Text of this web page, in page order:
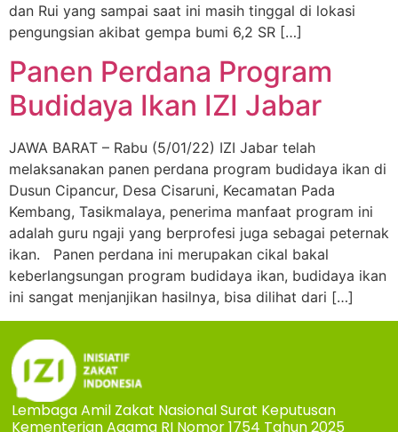
dan Rui yang sampai saat ini masih tinggal di lokasi
pengungsian akibat gempa bumi 6,2 SR […]
Panen Perdana Program
Budidaya Ikan IZI Jabar
JAWA BARAT – Rabu (5/01/22) IZI Jabar telah
melaksanakan panen perdana program budidaya ikan di
Dusun Cipancur, Desa Cisaruni, Kecamatan Pada
Kembang, Tasikmalaya, penerima manfaat program ini
adalah guru ngaji yang berprofesi juga sebagai peternak
ikan. Panen perdana ini merupakan cikal bakal
keberlangsungan program budidaya ikan, budidaya ikan
ini sangat menjanjikan hasilnya, bisa dilihat dari […]
Lembaga Amil Zakat Nasional Surat Keputusan
Kementerian Agama RI Nomor 1754 Tahun 2025